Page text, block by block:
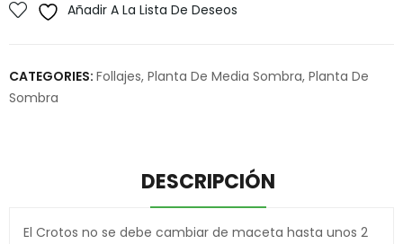
Añadir A La Lista De Deseos
CATEGORIES: Follajes, Planta De Media Sombra, Planta De
Sombra
DESCRIPCIÓN
El Crotos no se debe cambiar de maceta hasta unos 2